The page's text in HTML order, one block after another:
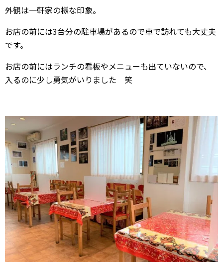
外観は一軒家の様な印象。
お店の前には3台分の駐車場があるので車で訪れても大丈夫
です。
お店の前にはランチの看板やメニューも出ていないので、
入るのに少し勇気がいりました 笑